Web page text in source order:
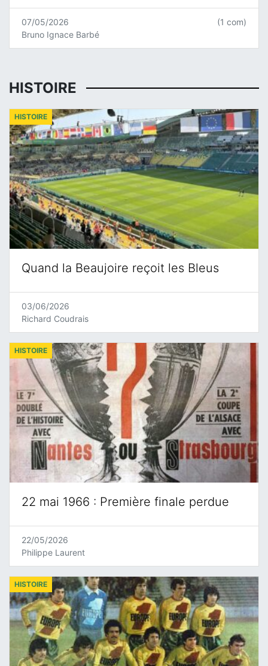
07/05/2026
Bruno Ignace Barbé
(1 com)
HISTOIRE
Quand la Beaujoire reçoit les Bleus
HISTOIRE
03/06/2026
Richard Coudrais
22 mai 1966 : Première finale perdue
HISTOIRE
22/05/2026
Philippe Laurent
HISTOIRE